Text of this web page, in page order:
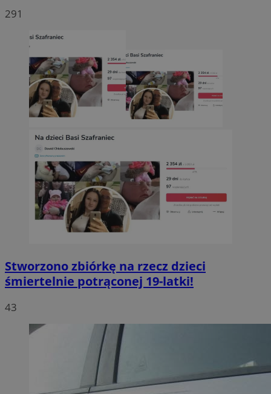
291
Stworzono zbiórkę na rzecz dzieci
śmiertelnie potrąconej 19-latki!
43